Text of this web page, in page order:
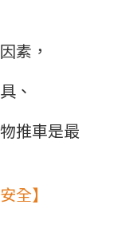
素，
、
推車是最
全】